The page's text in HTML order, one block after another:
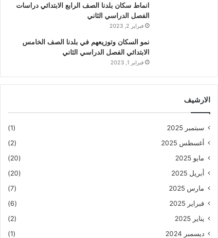
انماط سكان بلدنا الصف الرابع الابتدائي دراسات
الفصل الدراسي الثاني
فبراير 2, 2023
نمو السكان وتوزيعهم في بلدنا الصف الخامس
الابتدائي الفصل الدراسي الثاني
فبراير 1, 2023
الارشيف
سبتمبر 2025
(1)
أغسطس 2025
(2)
مايو 2025
(20)
أبريل 2025
(20)
مارس 2025
(7)
فبراير 2025
(6)
يناير 2025
(2)
ديسمبر 2024
(1)